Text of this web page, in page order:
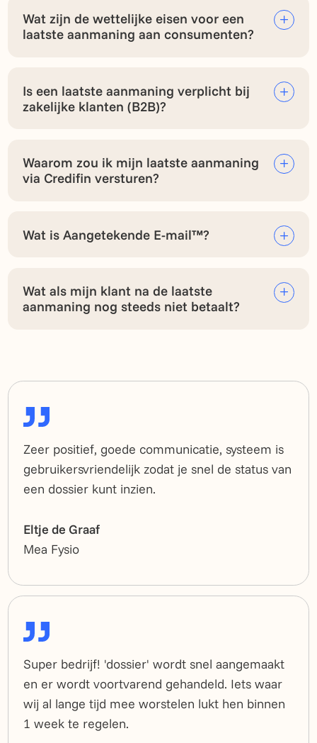
Wat zijn de wettelijke eisen voor een
laatste aanmaning aan consumenten?
Is een laatste aanmaning verplicht bij
zakelijke klanten (B2B)?
Waarom zou ik mijn laatste aanmaning
via Credifin versturen?
Wat is Aangetekende E-mail™?
Wat als mijn klant na de laatste
aanmaning nog steeds niet betaalt?
Zeer positief, goede communicatie, systeem is
gebruikersvriendelijk zodat je snel de status van
een dossier kunt inzien.
Eltje de Graaf
Mea Fysio
Super bedrijf! 'dossier' wordt snel aangemaakt
en er wordt voortvarend gehandeld. Iets waar
wij al lange tijd mee worstelen lukt hen binnen
1 week te regelen.